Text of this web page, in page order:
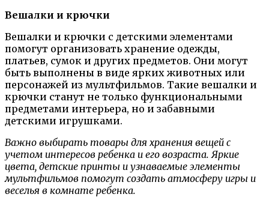
Вешалки и крючки
Вешалки и крючки с детскими элементами
помогут организовать хранение одежды,
платьев, сумок и других предметов. Они могут
быть выполнены в виде ярких животных или
персонажей из мультфильмов. Такие вешалки и
крючки станут не только функциональными
предметами интерьера, но и забавными
детскими игрушками.
Важно выбирать товары для хранения вещей с
учетом интересов ребенка и его возраста. Яркие
цвета, детские принты и узнаваемые элементы
мультфильмов помогут создать атмосферу игры и
веселья в комнате ребенка.